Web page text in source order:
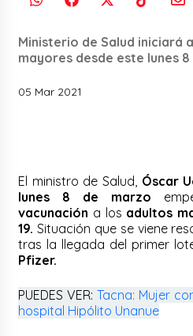
Ministerio de Salud iniciará
mayores desde este lunes 8
05 Mar 2021
El ministro de Salud, Óscar
lunes 8 de marzo
vacunación a los adultos
19. Situación que se viene
tras la llegada del primer
Pfizer.
PUEDES VER:Tacna: Mujer
hospital Hipólito Unanue